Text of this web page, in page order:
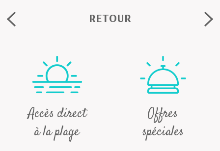
RETOUR
Accès direct
à la plage
Offres
spéciales